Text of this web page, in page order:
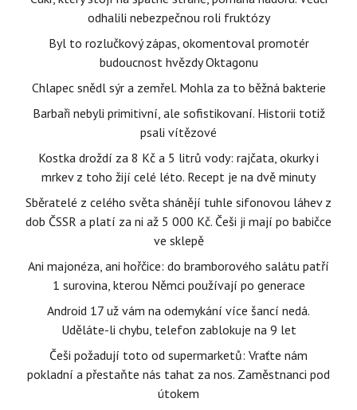
odhalili nebezpečnou roli fruktózy
Byl to rozlučkový zápas, okomentoval promotér
budoucnost hvězdy Oktagonu
Chlapec snědl sýr a zemřel. Mohla za to běžná bakterie
Barbaři nebyli primitivní, ale sofistikovaní. Historii totiž
psali vítězové
Kostka droždí za 8 Kč a 5 litrů vody: rajčata, okurky i
mrkev z toho žijí celé léto. Recept je na dvě minuty
Sběratelé z celého světa shánějí tuhle sifonovou láhev z
dob ČSSR a platí za ni až 5 000 Kč. Češi ji mají po babičce
ve sklepě
Ani majonéza, ani hořčice: do bramborového salátu patří
1 surovina, kterou Němci používají po generace
Android 17 už vám na odemykání více šancí nedá.
Uděláte-li chybu, telefon zablokuje na 9 let
Češi požadují toto od supermarketů: Vraťte nám
pokladní a přestaňte nás tahat za nos. Zaměstnanci pod
útokem